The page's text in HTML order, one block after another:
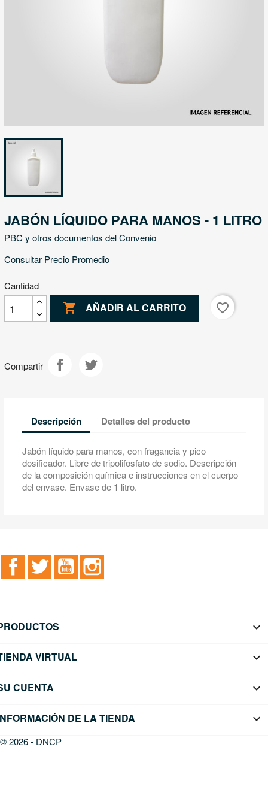
JABÓN LÍQUIDO PARA MANOS - 1 LITRO
PBC y otros documentos del Convenio
Consultar Precio Promedio
Cantidad
 AÑADIR AL CARRITO favorite_border
Compartir
Descripción Detalles del producto
Jabón líquido para manos, con fragancia y pico
dosificador. Libre de tripolifosfato de sodio. Descripción
de la composición química e instrucciones en el cuerpo
del envase. Envase de 1 litro.
FacebookTwitter YouTube

VIRTUAL 
CUENTA 
DE LA TIENDA keyboard_arrow_down
© 2026 - DNCP